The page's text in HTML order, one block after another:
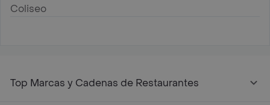
Coliseo
Top Marcas y Cadenas de Restaurantes